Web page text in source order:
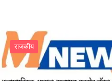
राजकीय